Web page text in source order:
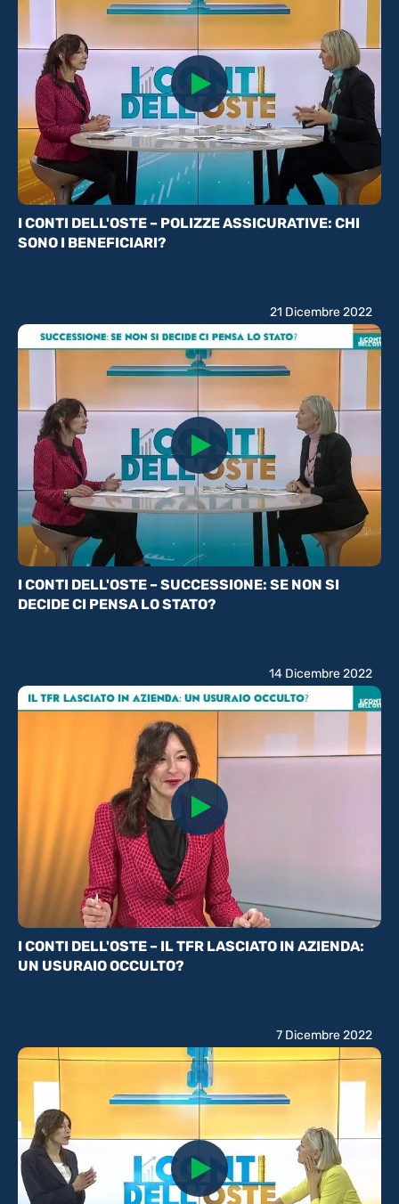
I CONTI DELL'OSTE – POLIZZE ASSICURATIVE: CHI
SONO I BENEFICIARI?
I CONTI DELL'OSTE – SUCCESSIONE: SE NON SI
DECIDE CI PENSA LO STATO?
21 Dicembre 2022
I CONTI DELL'OSTE – IL TFR LASCIATO IN AZIENDA:
UN USURAIO OCCULTO?
14 Dicembre 2022
7 Dicembre 2022